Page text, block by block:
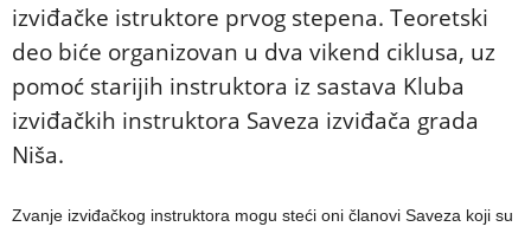
izviđačke istruktore prvog stepena. Teoretski
deo biće organizovan u dva vikend ciklusa, uz
pomoć starijih instruktora iz sastava Kluba
izviđačkih instruktora Saveza izviđača grada
Niša.
Zvanje izviđačkog instruktora mogu steći oni članovi Saveza koji su